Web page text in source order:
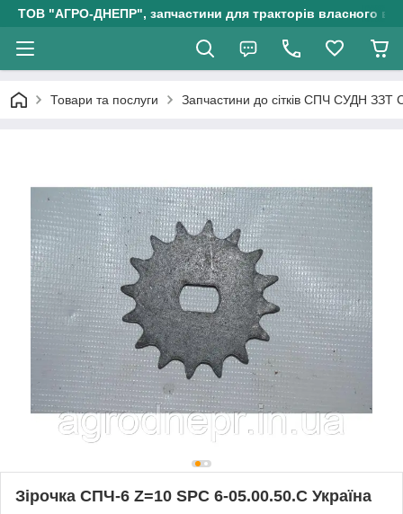
ТОВ "АГРО-ДНЕПР", запчастини для тракторів власного
Товари та послуги Запчастини до сітків СПЧ СУДН ЗЗТ
Зірочка СПЧ-6 Z=10 SPC 6-05.00.50.C Україна